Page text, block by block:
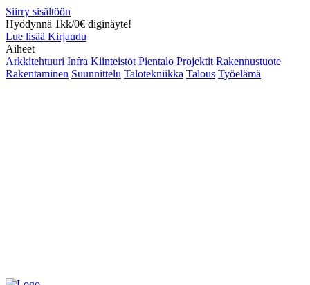
Siirry sisältöön
Hyödynnä 1kk/0€ diginäyte!
Lue lisää Kirjaudu
Aiheet
Arkkitehtuuri Infra Kiinteistöt Pientalo Projektit Rakennustuote
Rakentaminen Suunnittelu Talotekniikka Talous Työelämä